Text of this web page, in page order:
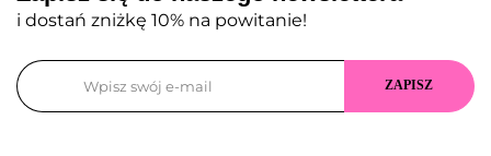
i dostań zniżkę 10% na powitanie!